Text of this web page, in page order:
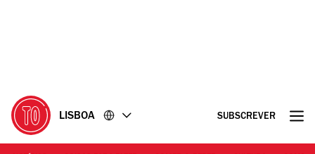
LISBOA SUBSCREVER